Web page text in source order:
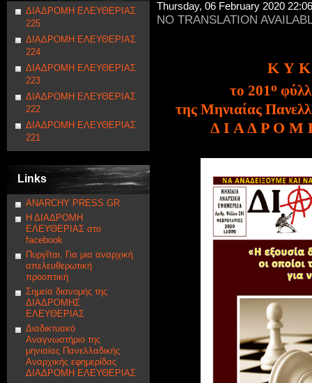
ΔΙΑΔΡΟΜΗ ΕΛΕΥΘΕΡΙΑΣ
225
ΔΙΑΔΡΟΜΗ ΕΛΕΥΘΕΡΙΑΣ
224
ΔΙΑΔΡΟΜΗ ΕΛΕΥΘΕΡΙΑΣ
223
ΔΙΑΔΡΟΜΗ ΕΛΕΥΘΕΡΙΑΣ
222
ΔΙΑΔΡΟΜΗ ΕΛΕΥΘΕΡΙΑΣ
221
Links
ANARCHY PRESS GR
Η ΔΙΑΔΡΟΜΗ
ΕΛΕΥΘΕΡΙΑΣ στο
facebook
Πυργῖται. Για μια αναρχική
απελευθερωτική
προοπτική
Σημεία διανομής της
ΔΙΑΔΡΟΜΗΣ
ΕΛΕΥΘΕΡΙΑΣ
Διαδικτυακό
Αναγνωστήριο της
μηνιαίας Πανελλαδικής
Αναρχικής εφημερίδας
ΔΙΑΔΡΟΜΗ ΕΛΕΥΘΕΡΙΑΣ
Thursday, 06 February 2020 22:06
NO TRANSLATION
K Υ
το 201ο
της Μηνιαίας
Δ Ι Α Δ Ρ Ο